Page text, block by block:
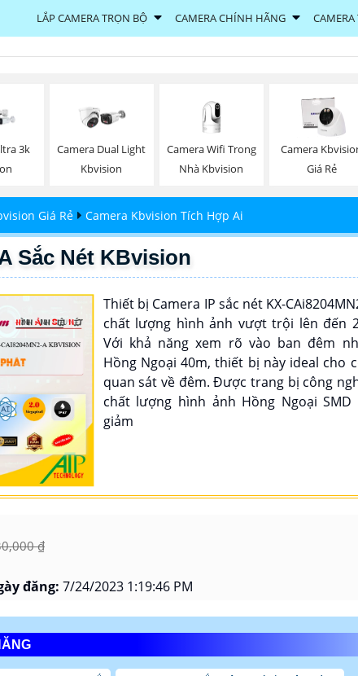
LẮP CAMERA TRỌN BỘ CAMERA CHÍNH HÃNG
3k
Camera Dual Light
Kbvision
Camera Wifi Trong
Nhà Kbvision
Camera
Giá Rẻ
Giá Rẻ Camera Kbvision Tích Hợp Ai
Sắc Nét KBvision
Thiết bị Camera IP sắc nét KX-
chất lượng hình ảnh vượt trội lên đến
Với khả năng xem rõ vào ban đêm
Hồng Ngoại 40m, thiết bị này ideal cho
quan sát về đêm. Được trang bị công
chất lượng hình ảnh Hồng Ngoại
giảm
₫
đăng: 7/24/2023 1:19:46 PM